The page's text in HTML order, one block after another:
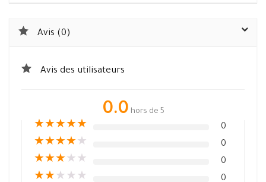
Avis (0)
Avis des utilisateurs
0.0 hors de 5
★★★★★ 0
★★★★★ 0
★★★★ ★ 0
★★★ ★ ★ 0